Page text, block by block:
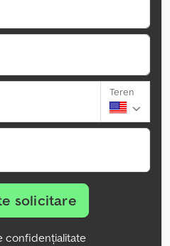
Teren
solicitare
confidențialitate